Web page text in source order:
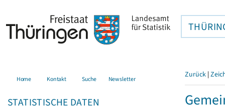
Home Kontakt Suche Newsletter
STATISTISCHE DATEN
Zurück |